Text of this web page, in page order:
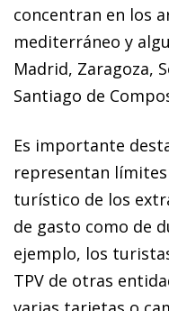
concentran en los
mediterráneo y
Madrid, Zaragoza,
Santiago de
Es importante
representan
turístico de los
de gasto como de
ejemplo, los
TPV de otras